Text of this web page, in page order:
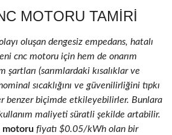
MOTORU TAMIRI
oluşan dengesiz empedans, hatalı
cnc motoru için hem de onarım
şartları (sarımlardaki kısalıklar ve
sıcaklığını ve güvenilirliğini tıpkı
benzer biçimde etkileyebilirler. Bunlara
maliyeti süratli şekilde artabilir.
fiyatı $0.05/kWh olan bir